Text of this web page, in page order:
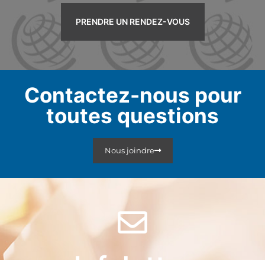
PRENDRE UN RENDEZ-VOUS
Contactez-nous pour
toutes questions
Nous joindre